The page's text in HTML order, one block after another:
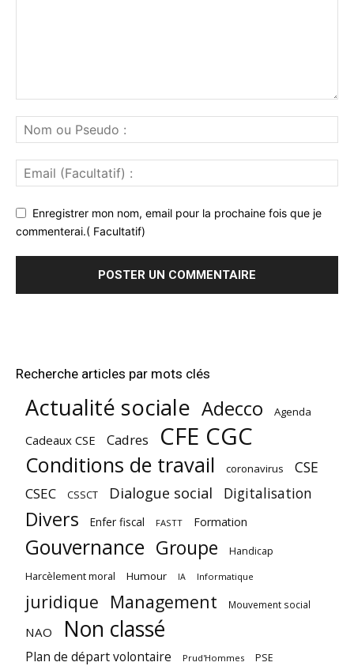
Enregistrer mon nom, email pour la prochaine fois que je
commenterai.( Facultatif)
Recherche articles par mots clés
Actualité sociale Adecco Agenda
Cadeaux CSE Cadres CFE CGC
Conditions de travail coronavirus CSE
CSEC CSSCT Dialogue social Digitalisation
Divers Enfer fiscal FASTT Formation
Gouvernance Groupe Handicap
Harcèlement moral Humour IA Informatique
juridique Management Mouvement social
NAO Non classé
Plan de départ volontaire Prud'Hommes PSE